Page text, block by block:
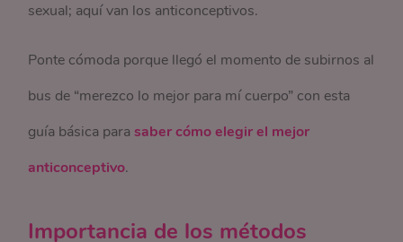
sexual; aquí van los anticonceptivos.
Ponte cómoda porque llegó el momento de subirnos al
bus de “merezco lo mejor para mí cuerpo” con esta
guía básica parasaber cómo elegir el mejor
anticonceptivo.
Importancia de los métodos